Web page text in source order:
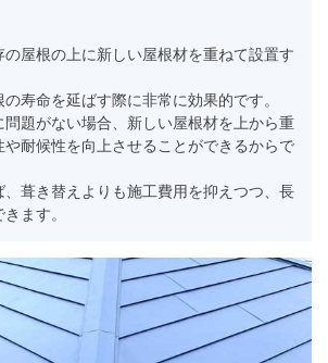
屋根の上に新しい屋根材を重ねて設置す
寿命を延ばす際に非常に効果的です。
題がない場合、新しい屋根材を上から重
耐候性を向上させることができるからで
葺き替えよりも施工費用を抑えつつ、長
ます。